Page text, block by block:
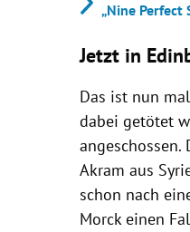
„Nine
Jetzt in
Das ist nun
dabei getötet
Akram aus
schon nach
Morck einen